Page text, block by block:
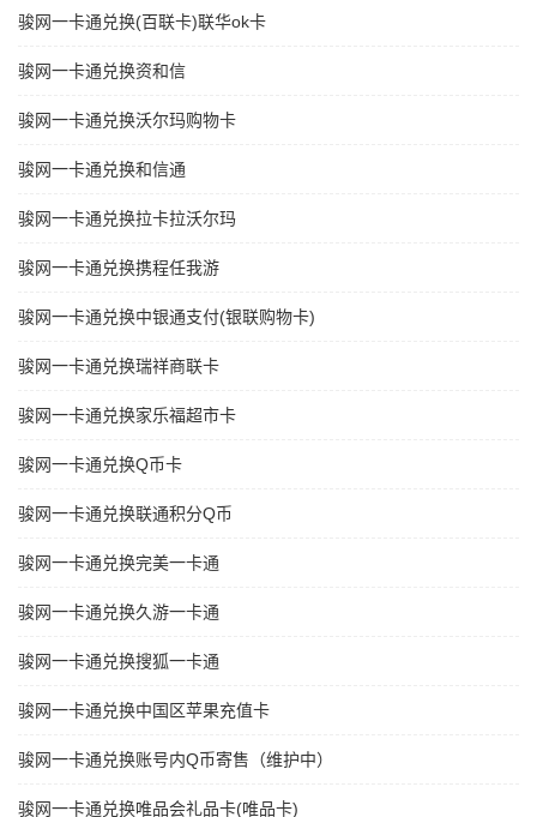
骏网一卡通兑换(百联卡)联华ok卡
骏网一卡通兑换资和信
骏网一卡通兑换沃尔玛购物卡
骏网一卡通兑换和信通
骏网一卡通兑换拉卡拉沃尔玛
骏网一卡通兑换携程任我游
骏网一卡通兑换中银通支付(银联购物卡)
骏网一卡通兑换瑞祥商联卡
骏网一卡通兑换家乐福超市卡
骏网一卡通兑换Q币卡
骏网一卡通兑换联通积分Q币
骏网一卡通兑换完美一卡通
骏网一卡通兑换久游一卡通
骏网一卡通兑换搜狐一卡通
骏网一卡通兑换中国区苹果充值卡
骏网一卡通兑换账号内Q币寄售（维护中）
骏网一卡通兑换唯品会礼品卡(唯品卡)